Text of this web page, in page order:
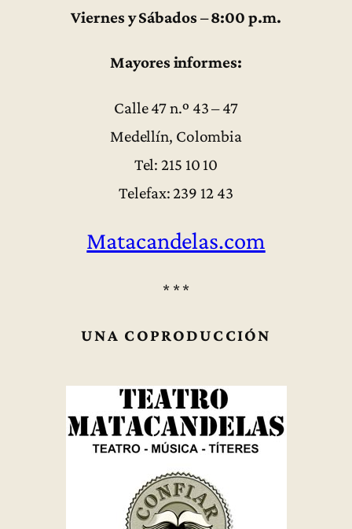
Viernes y Sábados – 8:00 p.m.
Mayores informes:
Calle 47 n.º 43 – 47
Medellín, Colombia
Tel: 215 10 10
Telefax: 239 12 43
Matacandelas.com
* * *
UNA COPRODUCCIÓN